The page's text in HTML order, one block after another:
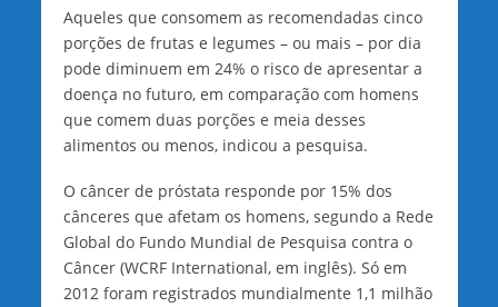
Aqueles que consomem as recomendadas cinco
porções de frutas e legumes – ou mais – por dia
pode diminuem em 24% o risco de apresentar a
doença no futuro, em comparação com homens
que comem duas porções e meia desses
alimentos ou menos, indicou a pesquisa.
O câncer de próstata responde por 15% dos
cânceres que afetam os homens, segundo a Rede
Global do Fundo Mundial de Pesquisa contra o
Câncer (WCRF International, em inglês). Só em
2012 foram registrados mundialmente 1,1 milhão